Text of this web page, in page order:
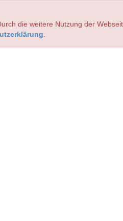
die weitere Nutzung der